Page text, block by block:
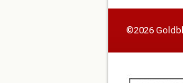
©2026